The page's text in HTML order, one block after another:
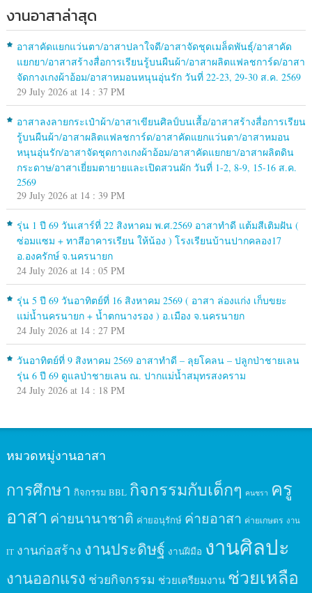
งานอาสาล่าสุด
อาสาคัดแยกแว่นตา/อาสาปลาใจดี/อาสาจัดชุดเมล็ดพันธุ์/อาสาคัด
แยกยา/อาสาสร้างสื่อการเรียนรู้บนผืนผ้า/อาสาผลิตแฟลชการ์ด/อาสา
จัดกางเกงผ้าอ้อม/อาสาหมอนหนุนอุ่นรัก วันที่ 22-23, 29-30 ส.ค. 2569
29 July 2026 at 14 : 37 PM
อาสาลงลายกระเป๋าผ้า/อาสาเขียนศิลป์บนเสื้อ/อาสาสร้างสื่อการเรียน
รู้บนผืนผ้า/อาสาผลิตแฟลชการ์ด/อาสาคัดแยกแว่นตา/อาสาหมอน
หนุนอุ่นรัก/อาสาจัดชุดกางเกงผ้าอ้อม/อาสาคัดแยกยา/อาสาผลิตดิน
กระดาษ/อาสาเยี่ยมตายายและเปิดสวนผัก วันที่ 1-2, 8-9, 15-16 ส.ค.
2569
29 July 2026 at 14 : 39 PM
รุ่น 1 ปี 69 วันเสาร์ที่ 22 สิงหาคม พ.ศ.2569 อาสาทำดี แต้มสีเติมฝัน (
ซ่อมแซม + ทาสีอาคารเรียน ให้น้อง ) โรงเรียนบ้านปากคลอง17
อ.องครักษ์ จ.นครนายก
24 July 2026 at 14 : 05 PM
รุ่น 5 ปี 69 วันอาทิตย์ที่ 16 สิงหาคม 2569 ( อาสา ล่องแก่ง เก็บขยะ
แม่น้ำนครนายก + น้ำตกนางรอง ) อ.เมือง จ.นครนายก
24 July 2026 at 14 : 27 PM
วันอาทิตย์ที่ 9 สิงหาคม 2569 อาสาทำดี – ลุยโคลน – ปลูกป่าชายเลน
รุ่น 6 ปี 69 ดูแลป่าชายเลน ณ. ปากแม่น้ำสมุทรสงคราม
24 July 2026 at 14 : 18 PM
หมวดหมู่งานอาสา
การศึกษา กิจกรรม BBL กิจกรรมกับเด็กๆ คนชรา ครู
อาสา ค่ายนานาชาติ ค่ายอนุรักษ์ ค่ายอาสา ค่ายเกษตร งาน
IT งานก่อสร้าง งานประดิษฐ์ งานฝีมือ งานศิลปะ
งานออกแรง ช่วยกิจกรรม ช่วยเตรียมงาน ช่วยเหลือ